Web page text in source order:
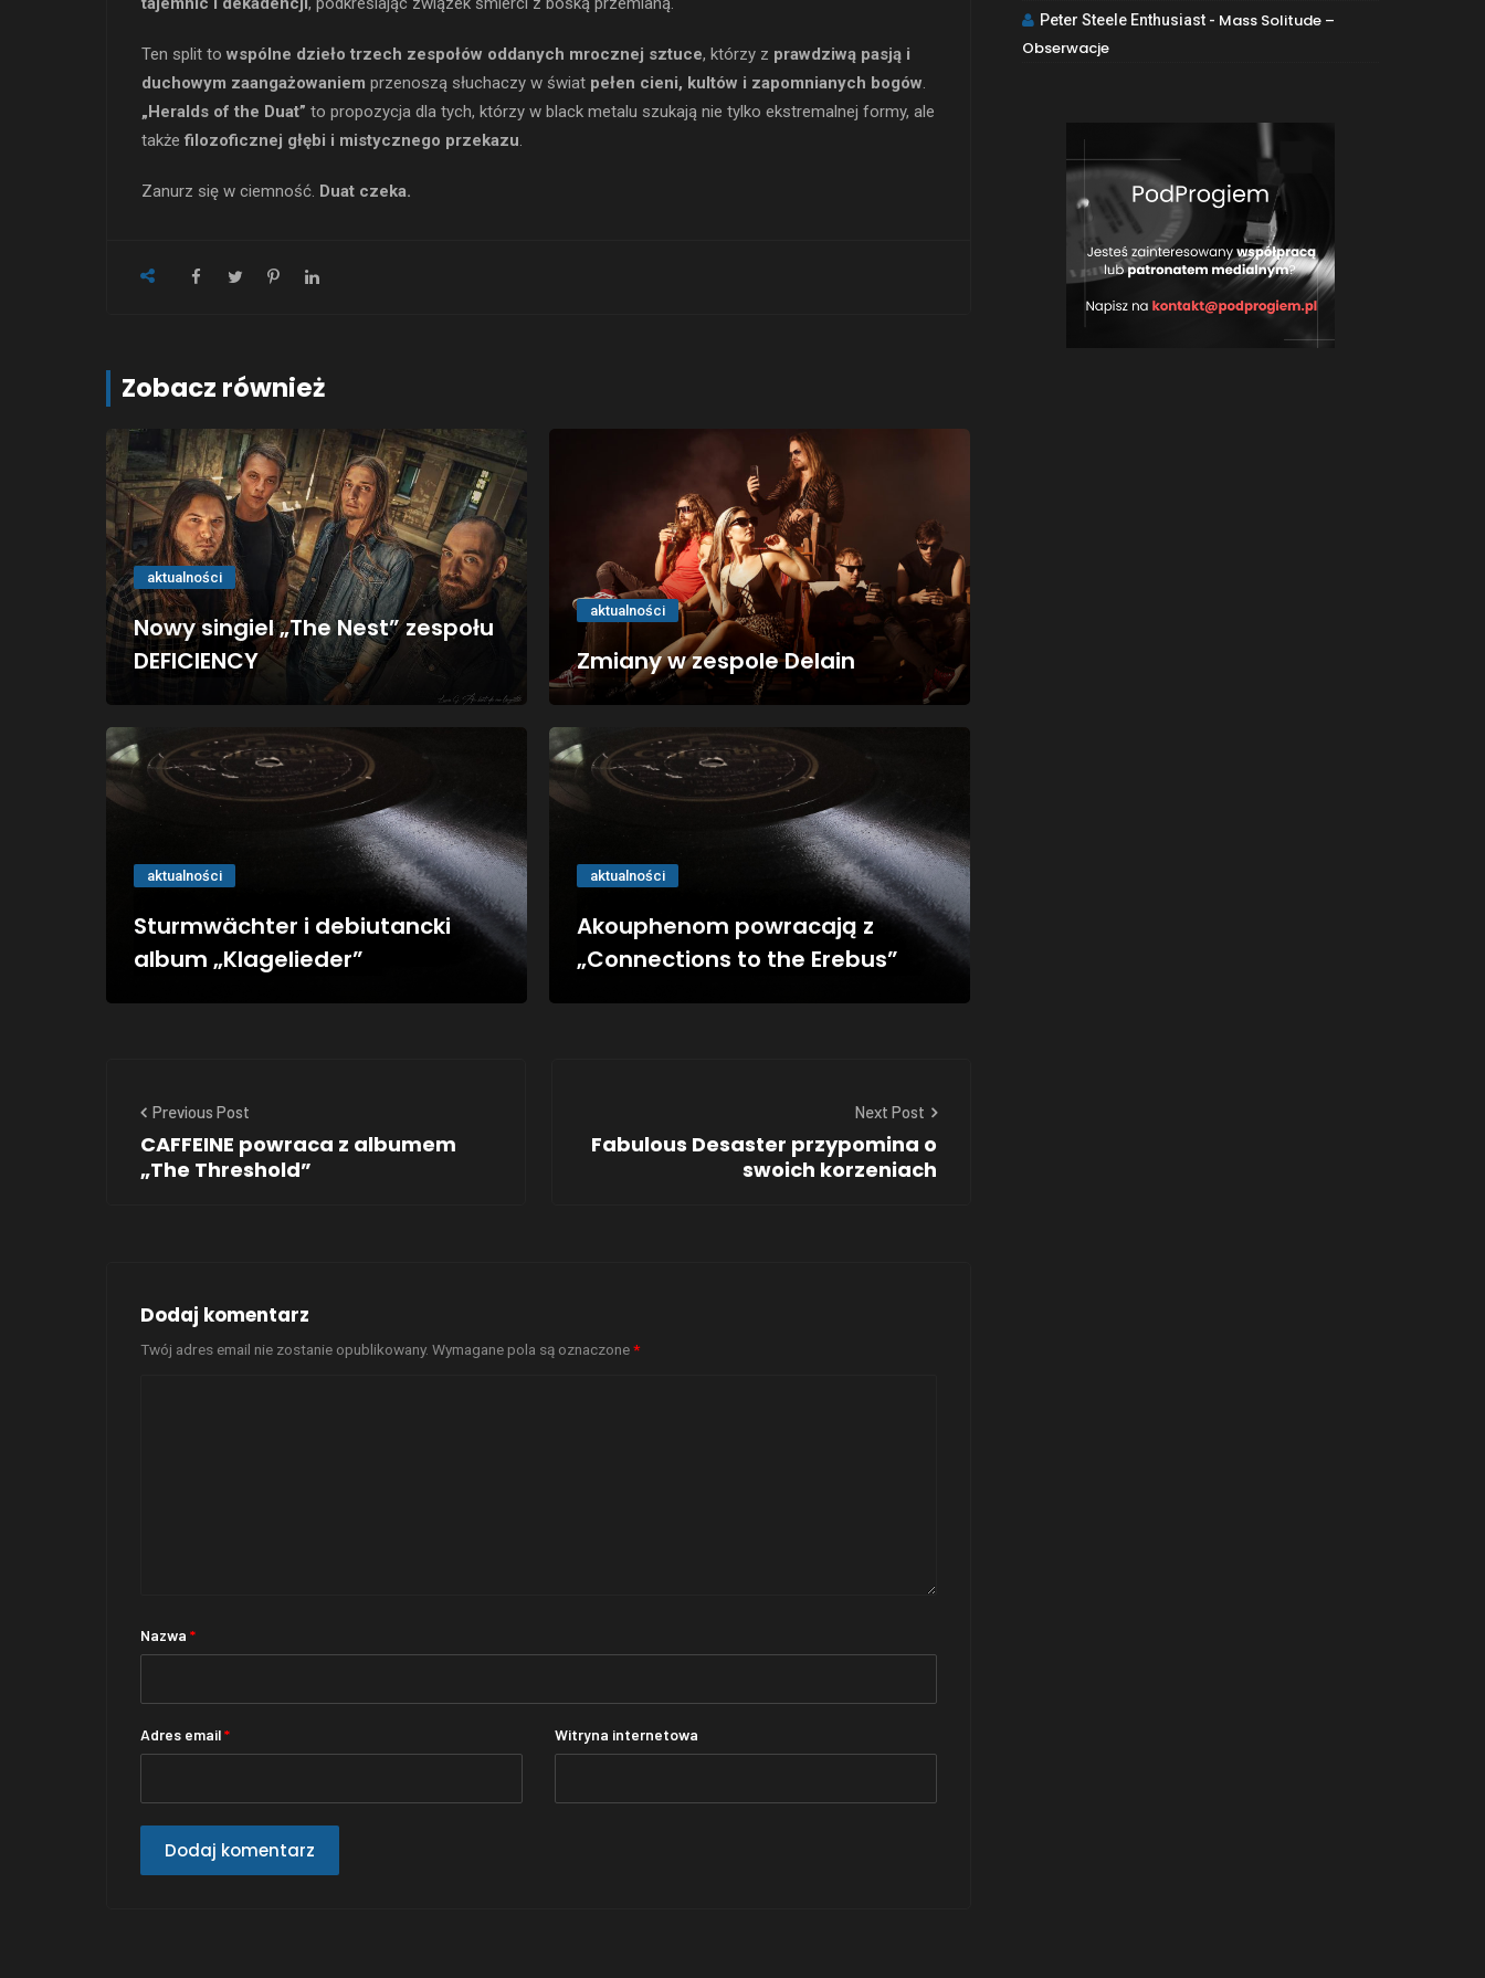
Ten split to wspólne dzieło trzech zespołów oddanych mrocznej sztuce, którzy z prawdziwą pasją i
duchowym zaangażowaniem przenoszą słuchaczy w świat pełen cieni, kultów i zapomnianych bogów
„Heralds of the Duat” to propozycja dla tych, którzy w black metalu szukają nie tylko ekstremalnej formy, ale
takżefilozoficznej głębi i mistycznego przekazu
Zanurz się w ciemność. Duat czeka.
Zobacz również
aktualności
Nowy singiel „The Nest” zespołu
DEFICIENCY
aktualności
Zmiany w zespole Delain
aktualności
Sturmwächter i debiutancki
album „Klagelieder”
aktualności
Akouphenom powracają z
„Connections to the Erebus”
Previous Post
CAFFEINE powraca z albumem
„The Threshold”
Next Post
Fabulous Desaster przypomina o
swoich korzeniach
Dodaj komentarz
Twój adres email nie zostanie opublikowany. Wymagane pola są oznaczone*
Nazwa *
Adres email* Witryna internetowa
Peter Steele Enthusiast - Mass Solitude –
Obserwacje